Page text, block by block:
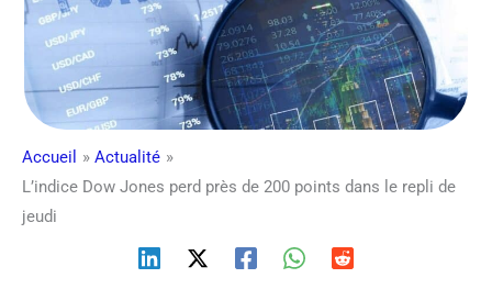
Accueil
Actualité
L’indice Dow Jones perd près de 200 points dans le repli de
jeudi